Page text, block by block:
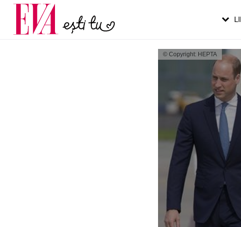
© Copyright: HEPTA
Carieră
Actualitate